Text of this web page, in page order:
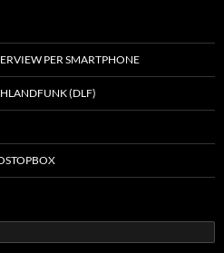
PER SMARTPHONE
(DLF)